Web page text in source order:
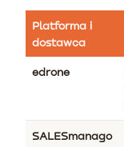
Platforma i
dostawca
edrone
SALESmanago